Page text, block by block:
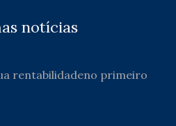
notícias
rentabilidadeno primeiro